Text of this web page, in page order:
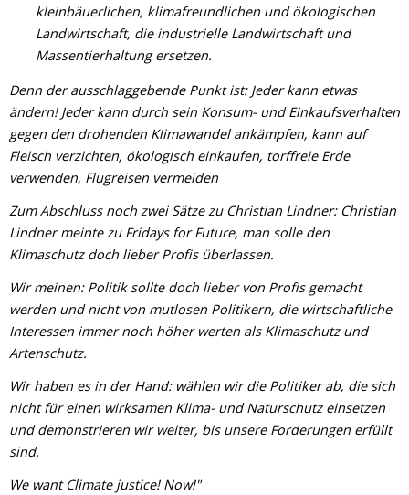
kleinbäuerlichen, klimafreundlichen und ökologischen
Landwirtschaft, die industrielle Landwirtschaft und
Massentierhaltung ersetzen.
Denn der ausschlaggebende Punkt ist: Jeder kann etwas
ändern! Jeder kann durch sein Konsum- und Einkaufsverhalten
gegen den drohenden Klimawandel ankämpfen, kann auf
Fleisch verzichten, ökologisch einkaufen, torffreie Erde
verwenden, Flugreisen vermeiden
Zum Abschluss noch zwei Sätze zu Christian Lindner: Christian
Lindner meinte zu Fridays for Future, man solle den
Klimaschutz doch lieber Profis überlassen.
Wir meinen: Politik sollte doch lieber von Profis gemacht
werden und nicht von mutlosen Politikern, die wirtschaftliche
Interessen immer noch höher werten als Klimaschutz und
Artenschutz.
Wir haben es in der Hand: wählen wir die Politiker ab, die sich
nicht für einen wirksamen Klima- und Naturschutz einsetzen
und demonstrieren wir weiter, bis unsere Forderungen erfüllt
sind.
We want Climate justice! Now!"